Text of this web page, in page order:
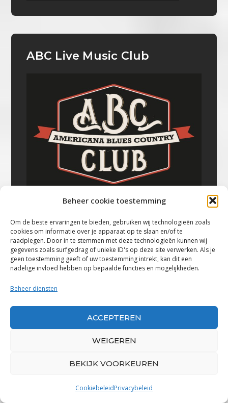
Beheer cookie toestemming
Om de beste ervaringen te bieden, gebruiken wij technologieën zoals
cookies om informatie over je apparaat op te slaan en/of te
raadplegen. Door in te stemmen met deze technologieën kunnen wij
gegevens zoals surfgedrag of unieke ID's op deze site verwerken. Als je
geen toestemming geeft of uw toestemming intrekt, kan dit een
nadelige invloed hebben op bepaalde functies en mogelijkheden.
Beheer diensten
ACCEPTEREN
WEIGEREN
BEKIJK VOORKEUREN
CookiebeleidPrivacybeleid
ABC Live Music Club
Volg Bluestown Music